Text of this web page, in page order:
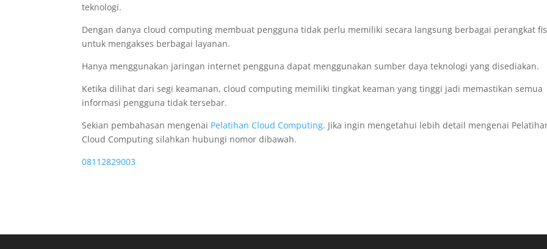
teknologi.
Dengan danya cloud computing membuat pengguna tidak perlu memiliki secara langsung berbagai perangkat
untuk mengakses berbagai layanan.
Hanya menggunakan jaringan internet pengguna dapat menggunakan sumber daya teknologi yang disediakan.
Ketika dilihat dari segi keamanan, cloud computing memiliki tingkat keaman yang tinggi jadi memastikan semua
informasi pengguna tidak tersebar.
Sekian pembahasan mengenai Pelatihan Cloud Computing. Jika ingin mengetahui lebih detail mengenai
Cloud Computing silahkan hubungi nomor dibawah.
08112829003